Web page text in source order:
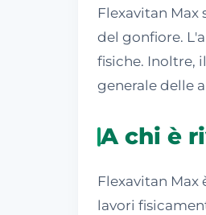
Flexavitan
del gonfiore.
fisiche. Inoltre,
generale delle
A chi è
Flexavitan
lavori